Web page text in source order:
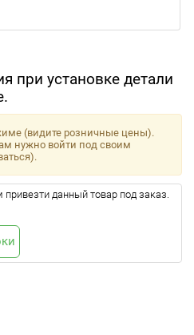
при установке детали
(видите розничные цены).
нужно войти под своим
данный товар под заказ.